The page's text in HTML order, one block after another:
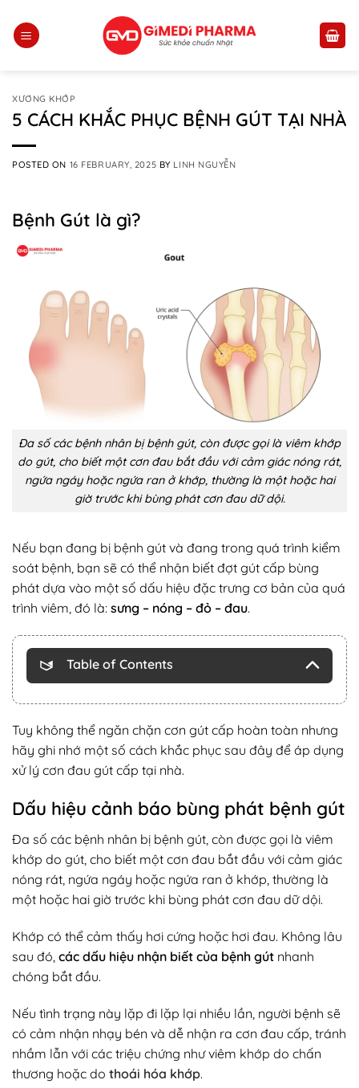
content
XƯƠNG KHỚP
5 CÁCH KHẮC PHỤC BỆNH GÚT TẠI NHÀ
POSTED ON 16 FEBRUARY, 2025 BY LINH NGUYỄN
Bệnh Gút là gì?
Đa số các bệnh nhân bị bệnh gút, còn được gọi là viêm khớp
do gút, cho biết một cơn đau bắt đầu với cảm giác nóng rát,
ngứa ngáy hoặc ngứa ran ở khớp, thường là một hoặc hai
giờ trước khi bùng phát cơn đau dữ dội.
Nếu bạn đang bị bệnh gút và đang trong quá trình kiểm
soát bệnh, bạn sẽ có thể nhận biết đợt gút cấp bùng
phát dựa vào một số dấu hiệu đặc trưng cơ bản của quá
trình viêm, đó là: sưng – nóng – đỏ – đau.
Table of Contents
Tuy không thể ngăn chặn cơn gút cấp hoàn toàn nhưng
hãy ghi nhớ một số cách khắc phục sau đây để áp dụng
xử lý cơn đau gút cấp tại nhà.
Dấu hiệu cảnh báo bùng phát bệnh gút
Đa số các bệnh nhân bị bệnh gút, còn được gọi là viêm
khớp do gút, cho biết một cơn đau bắt đầu với cảm giác
nóng rát, ngứa ngáy hoặc ngứa ran ở khớp, thường là
một hoặc hai giờ trước khi bùng phát cơn đau dữ dội.
Khớp có thể cảm thấy hơi cứng hoặc hơi đau. Không lâu
sau đó, các dấu hiệu nhận biết của bệnh gút nhanh
chóng bắt đầu.
Nếu tình trạng này lặp đi lặp lại nhiều lần, người bệnh sẽ
có cảm nhận nhạy bén và dễ nhận ra cơn đau cấp, tránh
nhầm lẫn với các triệu chứng như viêm khớp do chấn
thương hoặc do thoái hóa khớp.